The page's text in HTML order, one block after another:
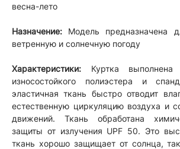
весна-лето
Назначение: Модель предназначена
ветренную и солнечную погоду
Характеристики: Куртка
износостойкого полиэстера и
эластичная ткань быстро отводит
естественную циркуляцию воздуха и
движений. Ткань обработана
защиты от излучения UPF 50. Это
ткань хорошо защищает от солнца,